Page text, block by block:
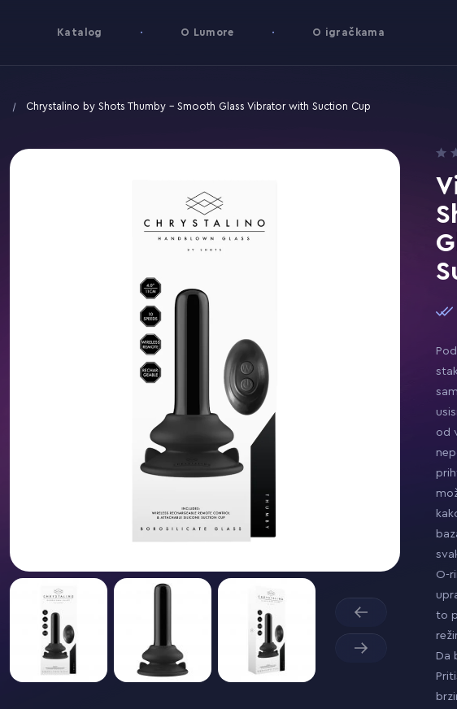
Katalog O Lumore O igračkama
Chrystalino by Shots Thumby - Smooth Glass Vibrator with Suction Cup
od
O-
to
Da